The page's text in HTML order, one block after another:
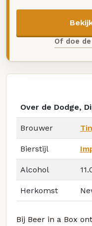
Of doe
Over de Dodge,
Brouwer
Bierstijl
Alcohol
Herkomst
Bij Beer in a Box